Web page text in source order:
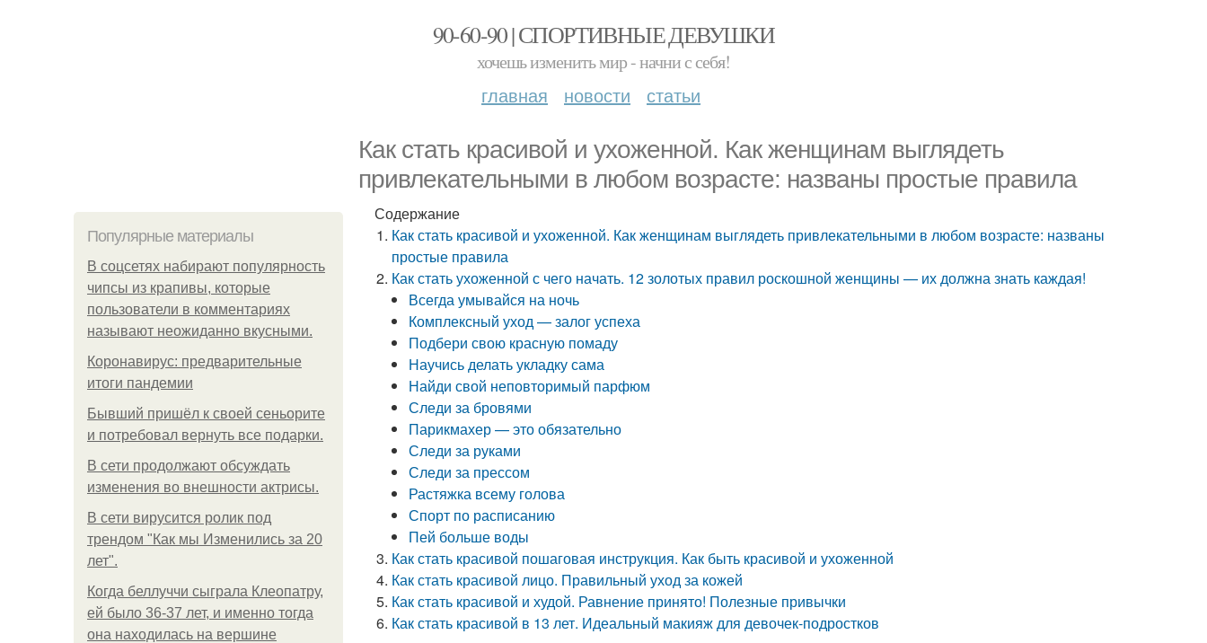
90-60-90 | СПОРТИВНЫЕ ДЕВУШКИ
хочешь изменить мир - начни с себя!
главная новости статьи
Как стать красивой и ухоженной. Как женщинам выглядеть
привлекательными в любом возрасте: названы простые правила
Популярные материалы
В соцсетях набирают популярность
чипсы из крапивы, которые
пользователи в комментариях
называют неожиданно вкусными.
Коронавирус: предварительные
итоги пандемии
Бывший пришёл к своей сеньорите
и потребовал вернуть все подарки.
В сети продолжают обсуждать
изменения во внешности актрисы.
В сети вирусится ролик под
трендом "Как мы Изменились за 20
лет".
Когда беллуччи сыграла Клеопатру,
ей было 36-37 лет, и именно тогда
она находилась на вершине
Содержание
Как стать красивой и ухоженной. Как женщинам выглядеть привлекательными в любом возрасте: названы
простые правила
Как стать ухоженной с чего начать. 12 золотых правил роскошной женщины — их должна знать каждая!
Всегда умывайся на ночь
Комплексный уход — залог успеха
Подбери свою красную помаду
Научись делать укладку сама
Найди свой неповторимый парфюм
Следи за бровями
Парикмахер — это обязательно
Следи за руками
Следи за прессом
Растяжка всему голова
Спорт по расписанию
Пей больше воды
Как стать красивой пошаговая инструкция. Как быть красивой и ухоженной
Как стать красивой лицо. Правильный уход за кожей
Как стать красивой и худой. Равнение принято! Полезные привычки
Как стать красивой в 13 лет. Идеальный макияж для девочек-подростков